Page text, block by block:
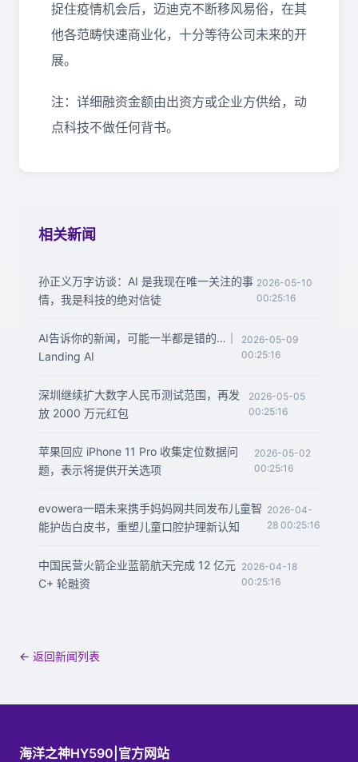
捉住疫情机会后，迈迪克不断移风易俗，在其
他各范畴快速商业化，十分等待公司未来的开
展。
注：详细融资金额由出资方或企业方供给，动
点科技不做任何背书。
相关新闻
孙正义万字访谈：AI 是我现在唯一关注的事
情，我是科技的绝对信徒
2026-05-10
00:25:16
AI告诉你的新闻，可能一半都是错的…｜
Landing AI
2026-05-09
00:25:16
深圳继续扩大数字人民币测试范围，再发
放 2000 万元红包
2026-05-05
00:25:16
苹果回应 iPhone 11 Pro 收集定位数据问
题，表示将提供开关选项
2026-05-02
00:25:16
evowera一晤未来携手妈妈网共同发布儿童智
能护齿白皮书，重塑儿童口腔护理新认知
2026-04-
28 00:25:16
中国民营火箭企业蓝箭航天完成 12 亿元
C+ 轮融资
2026-04-18
00:25:16
← 返回新闻列表
海洋之神HY590|官方网站